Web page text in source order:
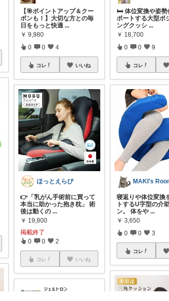
【🎯ポイントアップ＆クー
ポンも！】大切な方との毎
日をもっと快適 ...
￥ 9,980
0 0 4
コレ いいね
ほっとえらび
👉「乳がん手術前に買って
本当に助かった抱き枕」 術
後は動くの ...
￥ 19,800
掲載終了
0 0 2
コレ いいね
🛏️ 体位変換や姿勢
ポートする大型ポ
ングクッシ ...
￥ 18,700
0 0 9
コレ
MAKI's
寝返りや体位変換
トするU字型の介
ン。 体をや ...
￥ 3,650
0 0 3
コレ